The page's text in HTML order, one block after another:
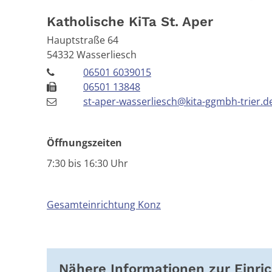
Katholische KiTa St. Aper
Hauptstraße 64
54332Wasserliesch
06501 6039015
06501 13848
st-aper-wasserliesch@kita-ggmbh-
Öffnungszeiten
7:30 bis 16:30 Uhr
Gesamteinrichtung Konz
Nähere Informationen zur